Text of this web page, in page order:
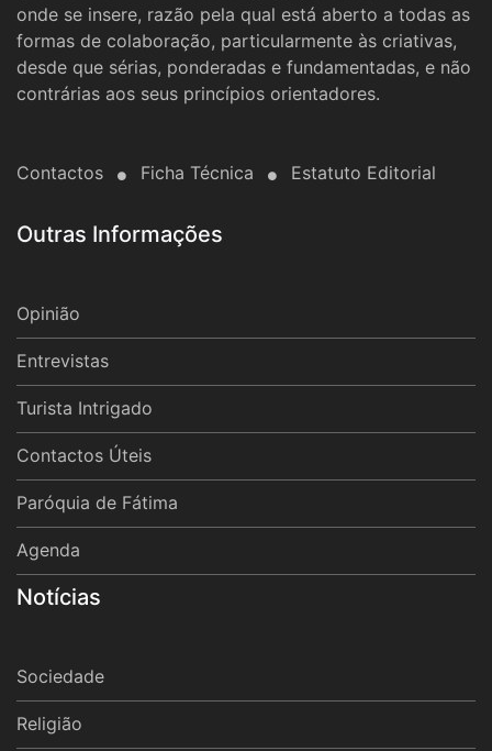
onde se insere, razão pela qual está aberto a todas as
formas de colaboração, particularmente às criativas,
desde que sérias, ponderadas e fundamentadas, e não
contrárias aos seus princípios orientadores.
Contactos Ficha Técnica Estatuto Editorial
Outras Informações
Opinião
Entrevistas
Turista Intrigado
Contactos Úteis
Paróquia de Fátima
Agenda
Notícias
Sociedade
Religião